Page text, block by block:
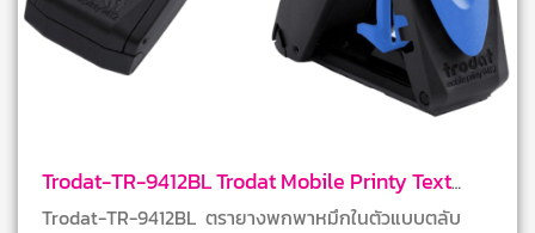
Trodat-TR-9412BL Trodat Mobile Printy Text
Stamps
Trodat-TR-9412BL ตรายางพกพาหมึกในตัวแบบตลับ